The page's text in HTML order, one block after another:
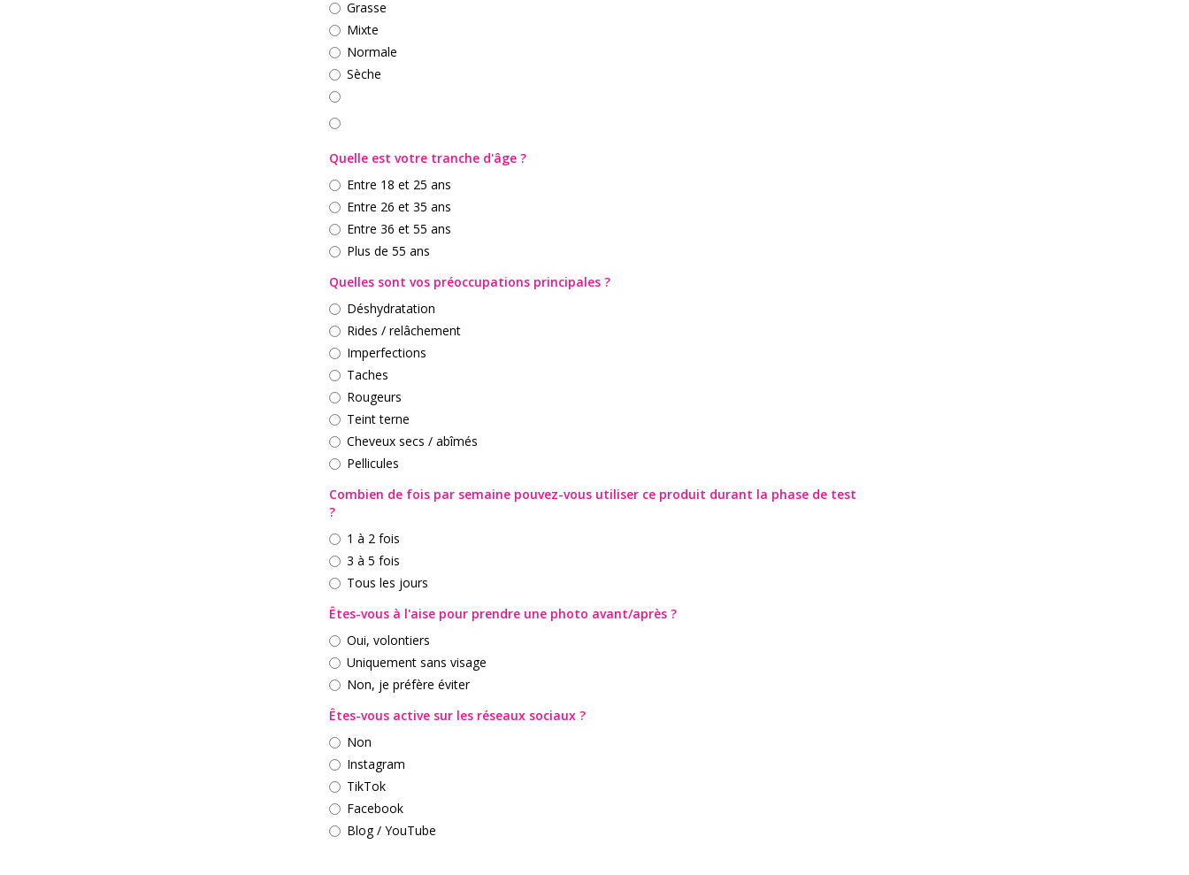
Grasse
Mixte
Normale
Sèche
Quelle est votre tranche d'âge ?
Entre 18 et 25 ans
Entre 26 et 35 ans
Entre 36 et 55 ans
Plus de 55 ans
Quelles sont vos préoccupations principales ?
Déshydratation
Rides / relâchement
Imperfections
Taches
Rougeurs
Teint terne
Cheveux secs / abîmés
Pellicules
Combien de fois par semaine pouvez-vous utiliser ce produit durant la phase de test
?
1 à 2 fois
3 à 5 fois
Tous les jours
Êtes-vous à l'aise pour prendre une photo avant/après ?
Oui, volontiers
Uniquement sans visage
Non, je préfère éviter
Êtes-vous active sur les réseaux sociaux ?
Non
Instagram
TikTok
Facebook
Blog / YouTube